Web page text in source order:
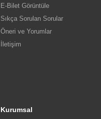
E-Bilet Görüntüle
Sıkça Sorulan Sorular
Öneri ve Yorumlar
İletişim
Kurumsal